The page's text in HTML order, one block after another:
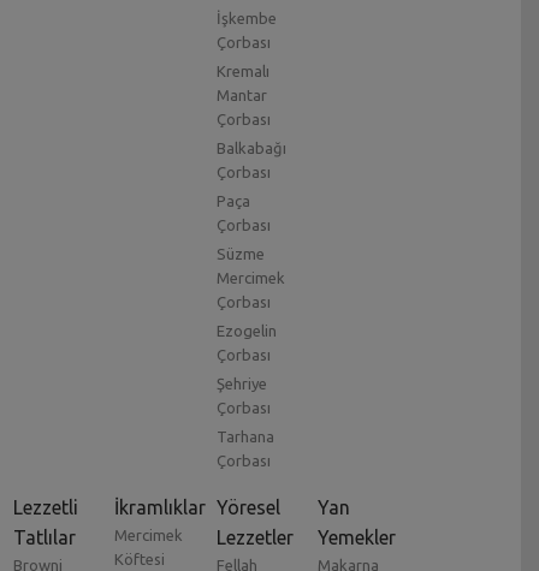
İşkembe
Çorbası
Kremalı
Mantar
Çorbası
Balkabağı
Çorbası
Paça
Çorbası
Süzme
Mercimek
Çorbası
Ezogelin
Çorbası
Şehriye
Çorbası
Tarhana
Çorbası
Lezzetli
Tatlılar
Browni
İkramlıklar
Mercimek
Köftesi
Yöresel
Lezzetler
Fellah
Yan
Yemekler
Makarna